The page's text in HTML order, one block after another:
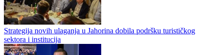
Popusti na Jahorini vas čekaju